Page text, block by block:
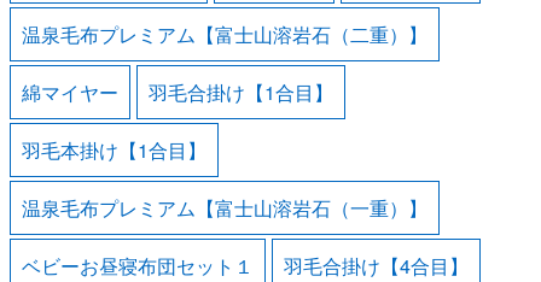
温泉毛布プレミアム【富士山溶岩石（二重）】
綿マイヤー 羽毛合掛け【1合目】
羽毛本掛け【1合目】
温泉毛布プレミアム【富士山溶岩石（一重）】
ベビーお昼寝布団セット１ 羽毛合掛け【4合目】